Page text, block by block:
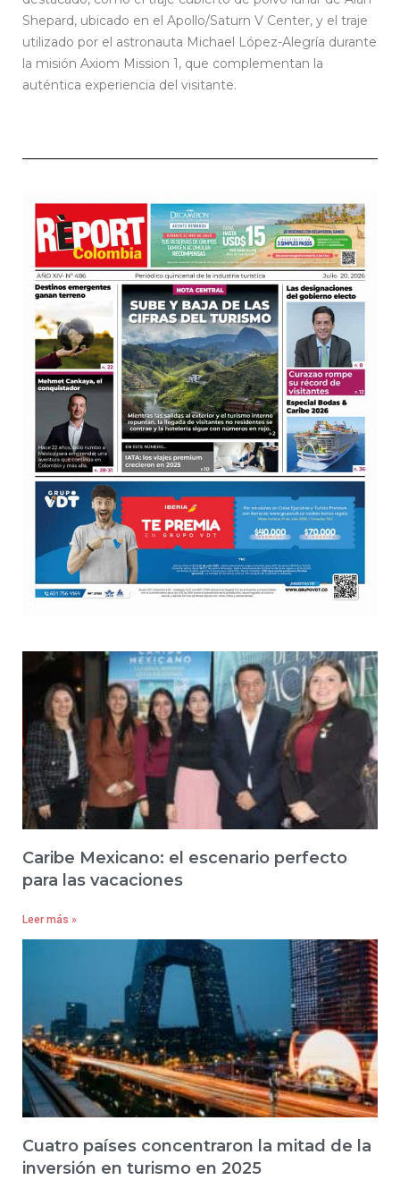
Shepard, ubicado en el Apollo/Saturn V Center, y el traje
utilizado por el astronauta Michael López-Alegría durante
la misión Axiom Mission 1, que complementan la
auténtica experiencia del visitante.
Caribe Mexicano: el escenario perfecto
para las vacaciones
Leer más »
Cuatro países concentraron la mitad de la
inversión en turismo en 2025